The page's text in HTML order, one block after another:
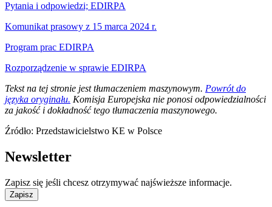
Pytania i odpowiedzi; EDIRPA
Komunikat prasowy z 15 marca 2024 r.
Program prac EDIRPA
Rozporządzenie w sprawie EDIRPA
Tekst na tej stronie jest tłumaczeniem maszynowym. Powrót do
języka oryginału. Komisja Europejska nie ponosi odpowiedzialności
za jakość i dokładność tego tłumaczenia maszynowego.
Źródło: Przedstawicielstwo KE w Polsce
Newsletter
Zapisz się jeśli chcesz otrzymywać najświeższe informacje.
Zapisz